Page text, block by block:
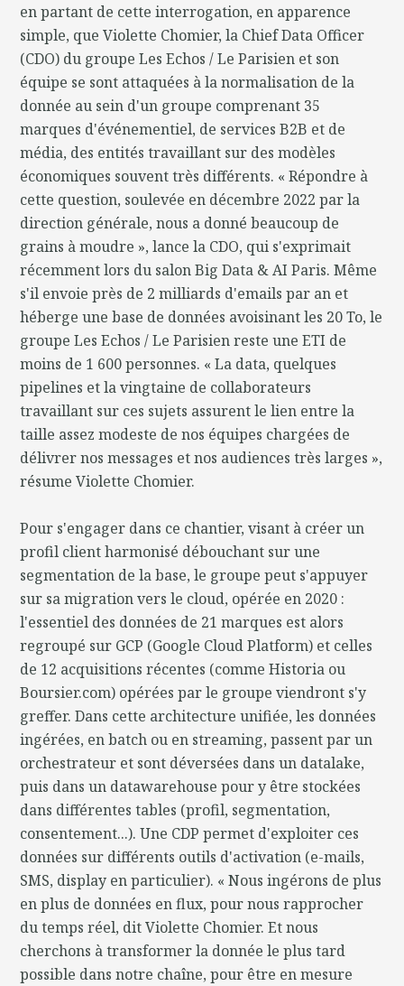
en partant de cette interrogation, en apparence
simple, que Violette Chomier, la Chief Data Officer
(CDO) du groupe Les Echos / Le Parisien et son
équipe se sont attaquées à la normalisation de la
donnée au sein d'un groupe comprenant 35
marques d'événementiel, de services B2B et de
média, des entités travaillant sur des modèles
économiques souvent très différents. « Répondre à
cette question, soulevée en décembre 2022 par la
direction générale, nous a donné beaucoup de
grains à moudre », lance la CDO, qui s'exprimait
récemment lors du salon Big Data & AI Paris. Même
s'il envoie près de 2 milliards d'emails par an et
héberge une base de données avoisinant les 20 To, le
groupe Les Echos / Le Parisien reste une ETI de
moins de 1 600 personnes. « La data, quelques
pipelines et la vingtaine de collaborateurs
travaillant sur ces sujets assurent le lien entre la
taille assez modeste de nos équipes chargées de
délivrer nos messages et nos audiences très larges »,
résume Violette Chomier.
Pour s'engager dans ce chantier, visant à créer un
profil client harmonisé débouchant sur une
segmentation de la base, le groupe peut s'appuyer
sur sa migration vers le cloud, opérée en 2020 :
l'essentiel des données de 21 marques est alors
regroupé sur GCP (Google Cloud Platform) et celles
de 12 acquisitions récentes (comme Historia ou
Boursier.com) opérées par le groupe viendront s'y
greffer. Dans cette architecture unifiée, les données
ingérées, en batch ou en streaming, passent par un
orchestrateur et sont déversées dans un datalake,
puis dans un datawarehouse pour y être stockées
dans différentes tables (profil, segmentation,
consentement...). Une CDP permet d'exploiter ces
données sur différents outils d'activation (e-mails,
SMS, display en particulier). « Nous ingérons de plus
en plus de données en flux, pour nous rapprocher
du temps réel, dit Violette Chomier. Et nous
cherchons à transformer la donnée le plus tard
possible dans notre chaîne, pour être en mesure